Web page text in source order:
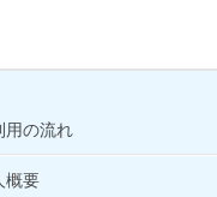
用の流れ
概要